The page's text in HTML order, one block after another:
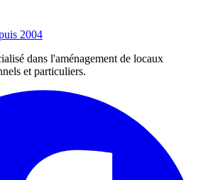
2004
dans l'aménagement de locaux
et particuliers.